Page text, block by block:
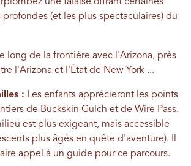
profondes (et les plus spectaculaires) du
long de la frontière avec l'Arizona, près
l'Arizona et l'État de New York ...
: Les enfants apprécieront les points
de Buckskin Gulch et de Wire Pass.
est plus exigeant, mais accessible
plus âgés en quête d'aventure). Il
appel à un guide pour ce parcours.